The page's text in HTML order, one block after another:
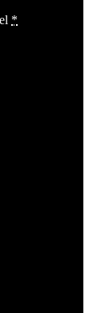
*
Kampagnen
und versenden